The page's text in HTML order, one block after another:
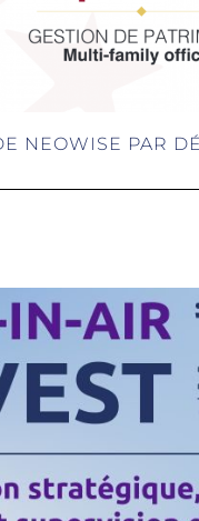
NEOWISE PAR